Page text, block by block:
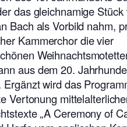
das gleichnamige
Bach als Vorbild nahm,
Kammerchor die vier
aus dem 20.
Ergänzt wird das
Vertonung
„A Ceremony of